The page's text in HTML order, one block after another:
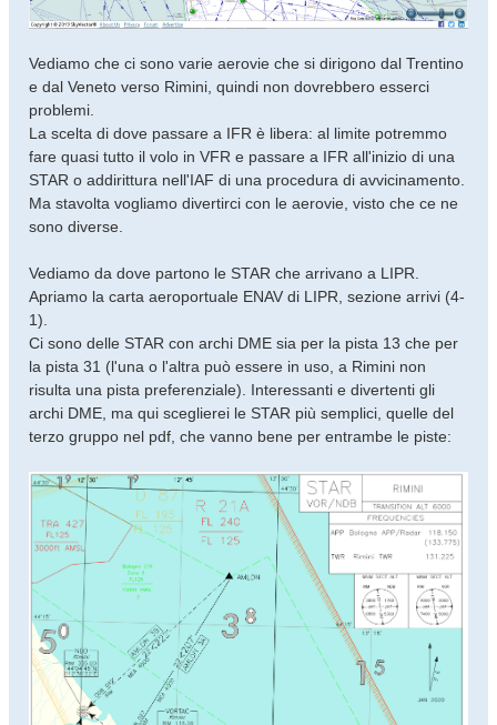
Vediamo che ci sono varie aerovie che si dirigono dal Trentino
e dal Veneto verso Rimini, quindi non dovrebbero esserci
problemi.
La scelta di dove passare a IFR è libera: al limite potremmo
fare quasi tutto il volo in VFR e passare a IFR all'inizio di una
STAR o addirittura nell'IAF di una procedura di avvicinamento.
Ma stavolta vogliamo divertirci con le aerovie, visto che ce ne
sono diverse.
Vediamo da dove partono le STAR che arrivano a LIPR.
Apriamo la carta aeroportuale ENAV di LIPR, sezione arrivi (4-
1).
Ci sono delle STAR con archi DME sia per la pista 13 che per
la pista 31 (l'una o l'altra può essere in uso, a Rimini non
risulta una pista preferenziale). Interessanti e divertenti gli
archi DME, ma qui sceglierei le STAR più semplici, quelle del
terzo gruppo nel pdf, che vanno bene per entrambe le piste: